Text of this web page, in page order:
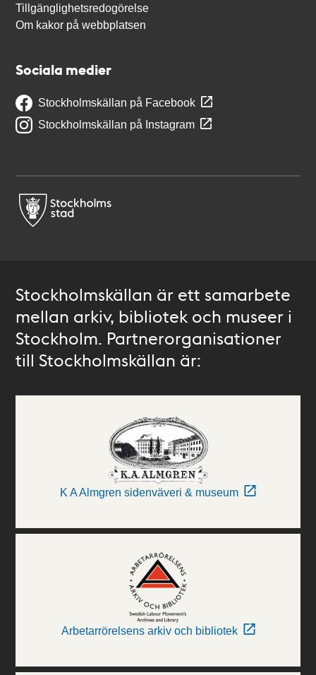
Tillgänglighetsredogörelse
Om kakor på webbplatsen
Sociala medier
Stockholmskällan på Facebook
Stockholmskällan på Instagram
Stockholmskällan är ett samarbete
mellan arkiv, bibliotek och museer i
Stockholm. Partnerorganisationer
till Stockholmskällan är:
K A Almgren sidenväveri & museum
Arbetarrörelsens arkiv och bibliotek